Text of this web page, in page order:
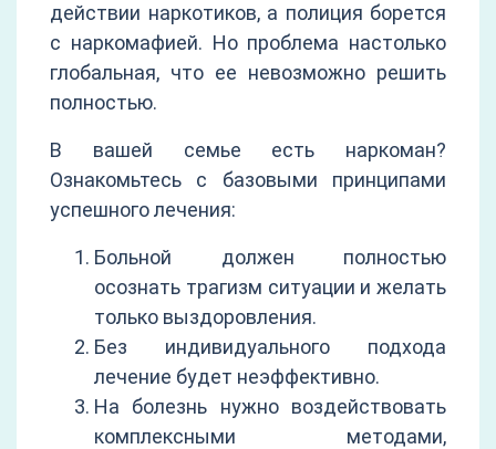
действии наркотиков, а полиция борется
с наркомафией. Но проблема настолько
глобальная, что ее невозможно решить
полностью.
В вашей семье есть наркоман?
Ознакомьтесь с базовыми принципами
успешного лечения:
Больной должен полностью
осознать трагизм ситуации и желать
только выздоровления.
Без индивидуального подхода
лечение будет неэффективно.
На болезнь нужно воздействовать
комплексными методами,